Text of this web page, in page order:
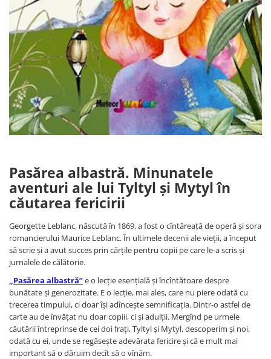
Pasărea albastră. Minunatele
aventuri ale lui Tyltyl și Mytyl în
căutarea fericirii
Georgette Leblanc, născută în 1869, a fost o cîntăreață de operă și sora
romancierului Maurice Leblanc. În ultimele decenii ale vieții, a început
să scrie și a avut succes prin cărțile pentru copii pe care le-a scris și
jurnalele de călătorie.
„Pasărea albastră”e o lecție esențială și încîntătoare despre
bunătate și generozitate. E o lecție, mai ales, care nu piere odată cu
trecerea timpului, ci doar își adîncește semnificația. Dintr-o astfel de
carte au de învățat nu doar copiii, ci și adulții. Mergînd pe urmele
căutării întreprinse de cei doi frați, Tyltyl și Mytyl, descoperim și noi,
odată cu ei, unde se regăsește adevărata fericire și că e mult mai
important să o dăruim decît să o vînăm.